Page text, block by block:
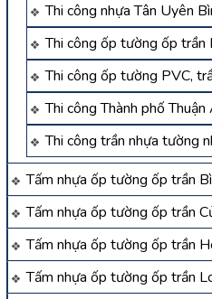
Thi công nhựa Tân Uyên
Thi công ốp tường ốp trần
Thi công ốp tường PVC,
Thi công Thành phố
Thi công trần nhựa tường
Tấm nhựa ốp tường ốp trần
Tấm nhựa ốp tường ốp trần
Tấm nhựa ốp tường ốp trần
Tấm nhựa ốp tường ốp trần